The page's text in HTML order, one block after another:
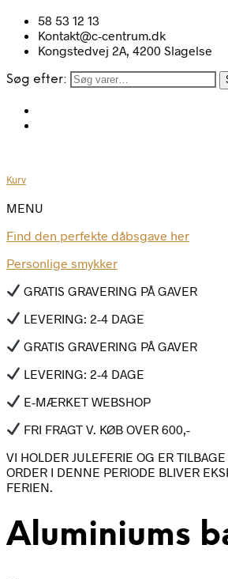
58 53 12 13
Kontakt@c-centrum.dk
Kongstedvej 2A, 4200 Slagelse
Søg efter:
Kurv
MENU
Find den perfekte dåbsgave her
Personlige smykker
GRATIS GRAVERING PÅ GAVER
LEVERING: 2-4 DAGE
GRATIS GRAVERING PÅ GAVER
LEVERING: 2-4 DAGE
E-MÆRKET WEBSHOP
FRI FRAGT V. KØB OVER 600,-
VI HOLDER JULEFERIE OG ER
ORDER I DENNE PERIODE BLIVER
FERIEN.
Aluminiums